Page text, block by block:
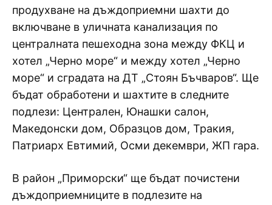
продухване на дъждоприемни шахти до
включване в уличната канализация по
централната пешеходна зона между ФКЦ и
хотел „Черно море“ и между хотел „Черно
море“ и сградата на ДТ „Стоян Бъчваров“. Ще
бъдат обработени и шахтите в следните
подлези: Централен, Юнашки салон,
Македонски дом, Образцов дом, Тракия,
Патриарх Евтимий, Осми декември, ЖП гара.
В район „Приморски“ ще бъдат почистени
дъждоприемниците в подлезите на